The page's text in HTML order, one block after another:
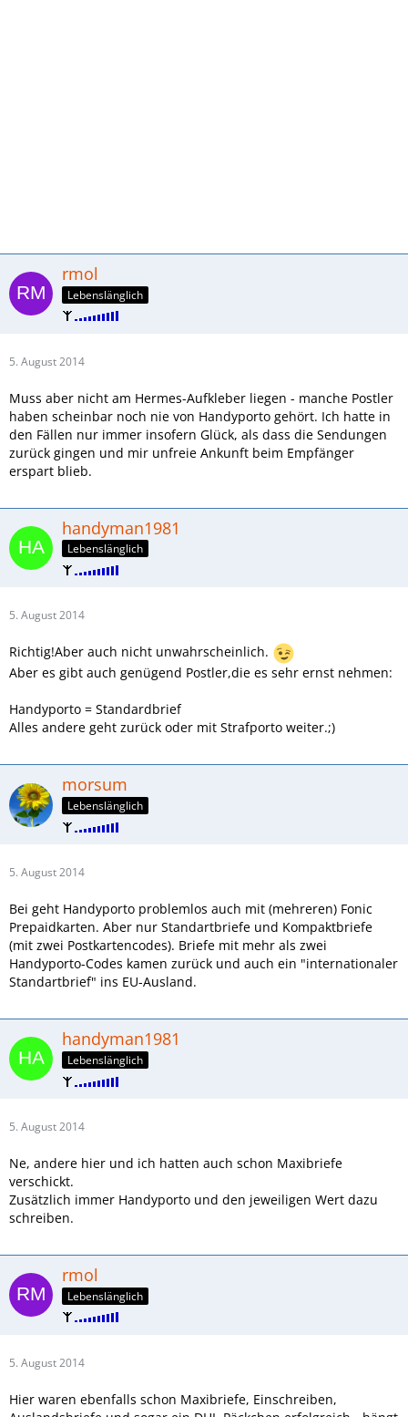
rmol
Lebenslänglich
5. August 2014
Muss aber nicht am Hermes-Aufkleber liegen - manche Postler
haben scheinbar noch nie von Handyporto gehört. Ich hatte in
den Fällen nur immer insofern Glück, als dass die Sendungen
zurück gingen und mir unfreie Ankunft beim Empfänger
erspart blieb.
handyman1981
Lebenslänglich
5. August 2014
Richtig!Aber auch nicht unwahrscheinlich.
Aber es gibt auch genügend Postler,die es sehr ernst nehmen:
Handyporto = Standardbrief
Alles andere geht zurück oder mit Strafporto weiter.;)
morsum
Lebenslänglich
5. August 2014
Bei geht Handyporto problemlos auch mit (mehreren) Fonic
Prepaidkarten. Aber nur Standartbriefe und Kompaktbriefe
(mit zwei Postkartencodes). Briefe mit mehr als zwei
Handyporto-Codes kamen zurück und auch ein "internationaler
Standartbrief" ins EU-Ausland.
handyman1981
Lebenslänglich
5. August 2014
Ne, andere hier und ich hatten auch schon Maxibriefe
verschickt.
Zusätzlich immer Handyporto und den jeweiligen Wert dazu
schreiben.
rmol
Lebenslänglich
5. August 2014
Hier waren ebenfalls schon Maxibriefe, Einschreiben,